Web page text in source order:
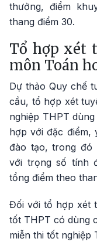
thưởng, điểm
thang điểm 30.
Tổ hợp xét
môn Toán
Dự thảo Quy chế
cầu, tổ hợp xét
nghiệp THPT
hợp với đặc điểm,
đào tạo, trong đó
với trọng số tính
tổng điểm theo
Đối với tổ hợp xét
tốt THPT có dùng
miễn thi tốt nghiệp